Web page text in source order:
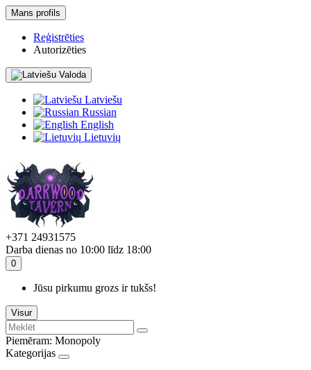
Mans profils
Reģistrēties
Autorizēties
Valoda
Latviešu
Russian
English
Lietuvių
+371 24931575
Darba dienas no 10:00 līdz 18:00
0
Jūsu pirkumu grozs ir tukšs!
Visur
Piemēram: Monopoly
Kategorijas